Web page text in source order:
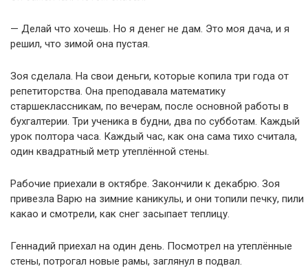
— Делай что хочешь. Но я денег не дам. Это моя дача, и я
решил, что зимой она пустая.
Зоя сделала. На свои деньги, которые копила три года от
репетиторства. Она преподавала математику
старшеклассникам, по вечерам, после основной работы в
бухгалтерии. Три ученика в будни, два по субботам. Каждый
урок полтора часа. Каждый час, как она сама тихо считала,
один квадратный метр утеплённой стены.
Рабочие приехали в октябре. Закончили к декабрю. Зоя
привезла Варю на зимние каникулы, и они топили печку, пили
какао и смотрели, как снег засыпает теплицу.
Геннадий приехал на один день. Посмотрел на утеплённые
стены, потрогал новые рамы, заглянул в подвал.